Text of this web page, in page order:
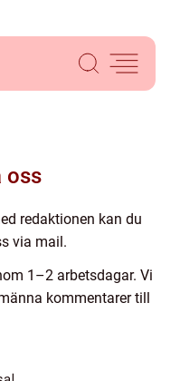
oss
redaktionen kan du
via mail.
1–2 arbetsdagar. Vi
kommentarer till